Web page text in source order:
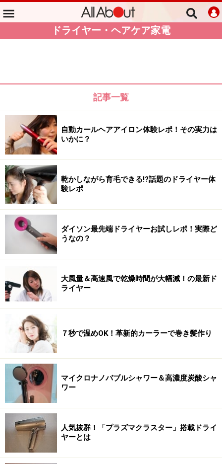
ドライヤー・ヘアケア家電
記事一覧
自動カールヘアアイロン体験レポ！その実力は
いかに？
乾かしながら育毛できる!?話題のドライヤー体
験レポ
ダイソン最先端ドライヤーお試しレポ！実際ど
うなの？
大風量＆高速風で乾燥時間が大幅減！の最新ド
ライヤー
７秒で温めOK！革新的カーラーで巻き髪作り
マイクロナノバブルシャワー＆高濃度炭酸シャ
ワー
人気抜群！「プラズマクラスター」搭載ドライ
ヤーとは